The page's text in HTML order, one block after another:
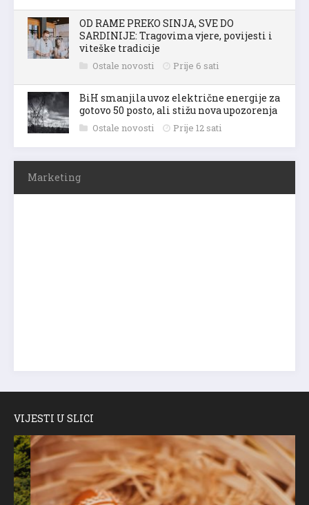
OD RAME PREKO SINJA, SVE DO
SARDINIJE: Tragovima vjere, povijesti i
viteške tradicije
Ostale novosti Prije 6 sati
BiH smanjila uvoz električne energije za
gotovo 50 posto, ali stižu nova upozorenja
Ostale novosti Prije 12 sati
Marketing
VIJESTI U SLICI